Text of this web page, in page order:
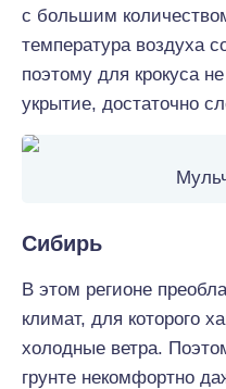
с большим
температура воздуха
поэтому для крокуса
укрытие, достаточно
Сибирь
В этом регионе
климат, для которого
холодные ветра.
грунте некомфортно